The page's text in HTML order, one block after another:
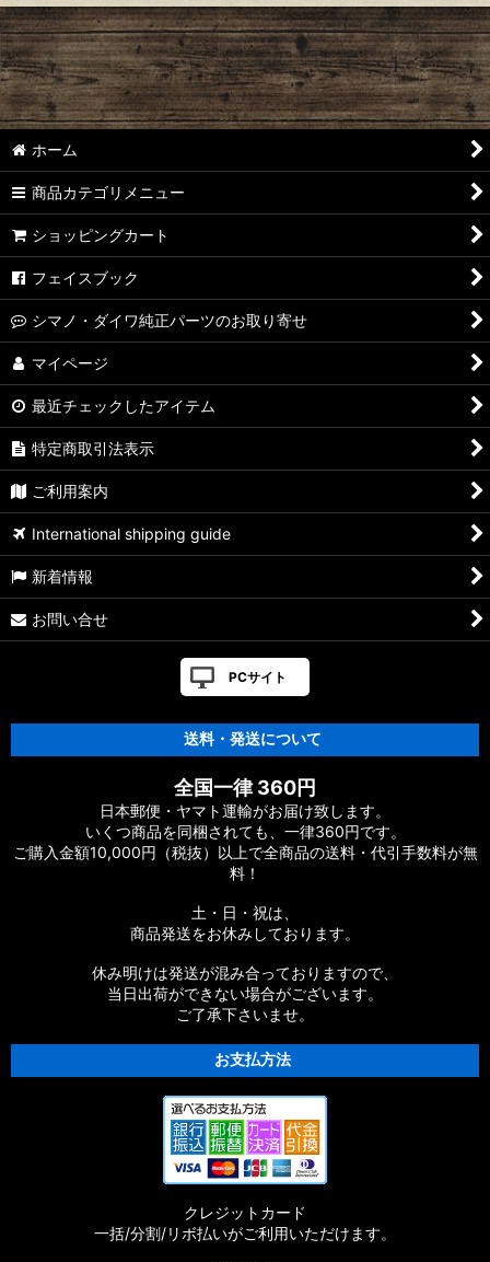
ホーム
商品カテゴリメニュー
ショッピングカート
フェイスブック
シマノ・ダイワ純正パーツのお取り寄せ
マイページ
最近チェックしたアイテム
特定商取引法表示
ご利用案内
International shipping guide
新着情報
お問い合せ
PCサイト
送料・発送について
全国一律 360円
日本郵便・ヤマト運輸がお届け致します。
いくつ商品を同梱されても、一律360円です。
ご購入金額10,000円（税抜）以上で全商品の送料・代引手数料が無
料！
土・日・祝は、
商品発送をお休みしております。
休み明けは発送が混み合っておりますので、
当日出荷ができない場合がございます。
ご了承下さいませ。
お支払方法
クレジットカード
一括/分割/リボ払いがご利用いただけます。